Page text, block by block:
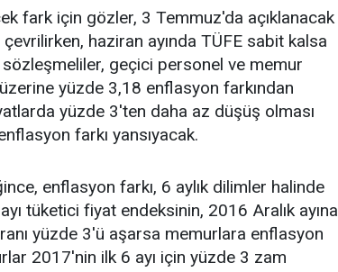
fark için gözler, 3 Temmuz'da açıklanacak
haziran ayında TÜFE sabit kalsa
sözleşmeliler, geçici personel ve memur
yüzde 3,18 enflasyon farkından
yüzde 3'ten daha az düşüş olması
farkı yansıyacak.
enflasyon farkı, 6 aylık dilimler halinde
tüketici fiyat endeksinin, 2016 Aralık ayına
yüzde 3'ü aşarsa memurlara enflasyon
2017'nin ilk 6 ayı için yüzde 3 zam